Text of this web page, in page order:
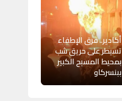
أكادير.. فرق الإطفاء
تسيطر على حريق شب
بمحيط المسبح الكبير
ببنسركاو